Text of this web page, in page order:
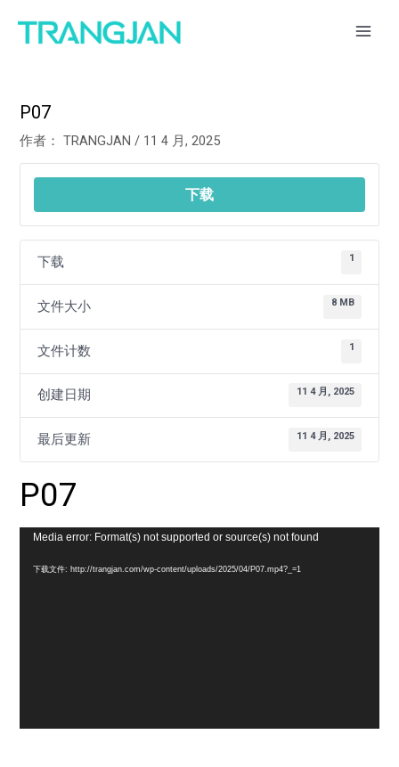
P07
作者： TRANGJAN/ 11 4 月, 2025
下载
下载 1
文件大小 8 MB
文件计数 1
创建日期 11 4 月, 2025
最后更新 11 4 月, 2025
P07
Media error: Format(s) not supported or source(s) not found
下载文件: http://trangjan.com/wp-content/uploads/2025/04/P07.mp4?_=1
navigation